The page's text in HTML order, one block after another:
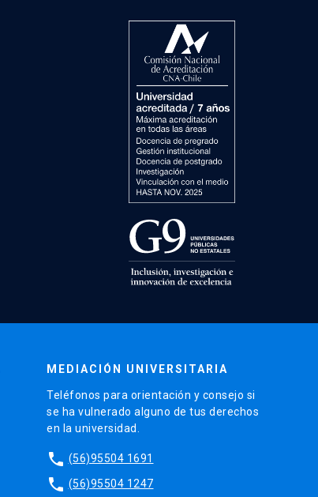
MEDIACIÓN UNIVERSITARIA
Teléfonos para orientación y consejo si
se ha vulnerado alguno de tus derechos
en la universidad.
phone (56)95504 1691
phone (56)95504 1247